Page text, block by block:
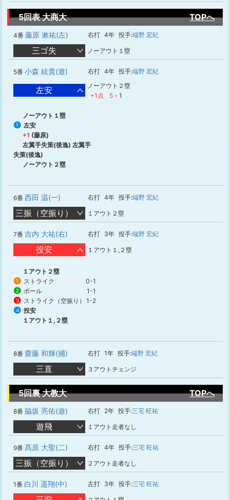
5回表 大商大 TOPへ
4番 藤原 漱祐(左) 右打 4年 投手:端野 宏紀
三ゴ失 ノーアウト１塁
5番 小森 絃貴(遊) 右打 4年 投手:端野 宏紀
左安
ノーアウト２塁
+1点
5 - 1
ノーアウト１塁
1
左安
+1 (藤原)
左翼手失策(後逸) 左翼手
失策(後逸)
ノーアウト２塁
6番 西田 温(一) 右打 4年 投手:端野 宏紀
三振（空振り） １アウト２塁
7番 吉内 大祐(右) 右打 3年 投手:端野 宏紀
投安 １アウト１,２塁
１アウト２塁
1 ストライク 0-1
2 ボール 1-1
3 ストライク（空振り） 1-2
4
投安
１アウト１,２塁
8番 齋藤 和輝(捕) 右打 1年 投手:端野 宏紀
三直 ３アウトチェンジ
5回裏 大教大 TOPへ
8番 脇坂 亮佑(遊) 右打 2年 投手:三宅 旺祐
遊飛 １アウト走者なし
9番 髙原 大聖(二) 右打 4年 投手:三宅 旺祐
三振（空振り） ２アウト走者なし
1番 白川 遥翔(中) 左打 3年 投手:三宅 旺祐